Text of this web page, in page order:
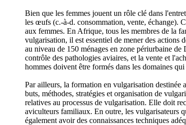
Bien que les femmes jouent un rôle clé dans
les œufs (c.-à-d. consommation, vente, échange).
aux femmes. En Afrique, tous les membres de la
vulgarisation, il est essentiel de mener des actions
au niveau de 150 ménages en zone périurbaine
contrôle des pathologies aviaires, et la vente et
hommes doivent être formés dans les domaines
Par ailleurs, la formation en vulgarisation destinée
buts, méthodes, stratégies et organisation de
relatives au processus de vulgarisation. Elle doit
aviculteurs familiaux. En outre, les vulgarisateurs
également avoir des connaissances techniques